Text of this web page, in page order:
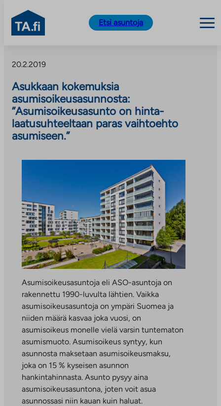
sisältöön
TA.fi
Etsi asuntoja
20.2.2019
Asukkaan kokemuksia
asumisoikeusasunnosta:
”Asumisoikeusasunto on hinta-
laatusuhteeltaan paras vaihtoehto
asumiseen.”
Asumisoikeusasuntoja eli ASO-asuntoja on
rakennettu 1990-luvulta lähtien. Vaikka
asumisoikeusasuntoja on ympäri Suomea ja
niiden määrä kasvaa joka vuosi, on
asumisoikeus monelle vielä varsin tuntematon
asumismuoto. Asumisoikeus syntyy, kun
asunnosta maksetaan asumisoikeusmaksu,
joka on 15 % kyseisen asunnon
hankintahinnasta. Asunto pysyy aina
asumisoikeusasuntona, joten voit asua
asunnossasi niin kauan kuin haluat.